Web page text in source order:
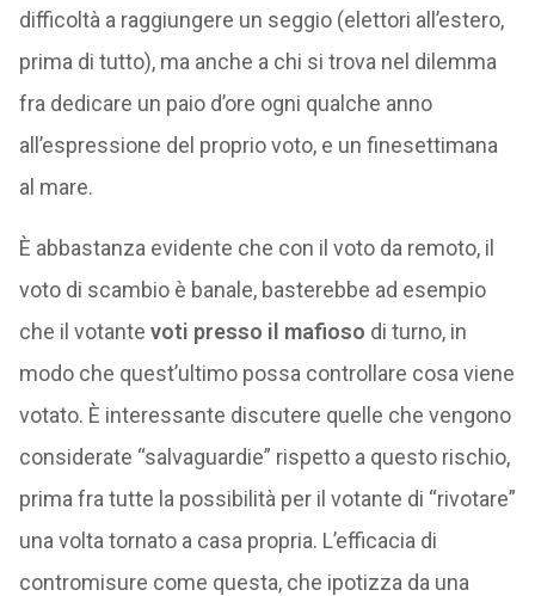
difficoltà a raggiungere un seggio (elettori all’estero,
prima di tutto), ma anche a chi si trova nel dilemma
fra dedicare un paio d’ore ogni qualche anno
all’espressione del proprio voto, e un finesettimana
al mare.
È abbastanza evidente che con il voto da remoto, il
voto di scambio è banale, basterebbe ad esempio
che il votante voti presso il mafioso di turno, in
modo che quest’ultimo possa controllare cosa viene
votato. È interessante discutere quelle che vengono
considerate “salvaguardie” rispetto a questo rischio,
prima fra tutte la possibilità per il votante di “rivotare”
una volta tornato a casa propria. L’efficacia di
contromisure come questa, che ipotizza da una